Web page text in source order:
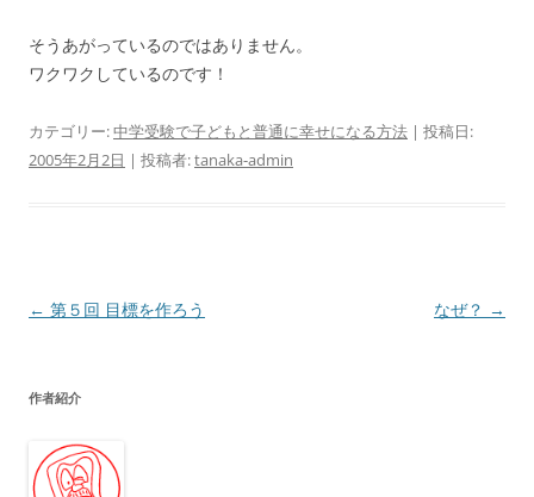
そうあがっているのではありません。
ワクワクしているのです！
カテゴリー:中学受験で子どもと普通に幸せになる方法 | 投稿日:
2005年2月2日 | 投稿者:tanaka-admin
投
ビ
ー
← 第５回 目標を作ろう なぜ？ →
作者紹介